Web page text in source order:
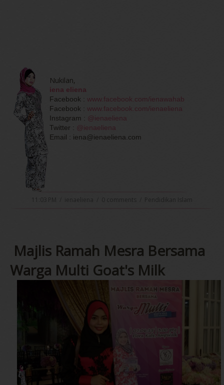
Nukilan,
iena eliena
Facebook : www.facebook.com/ienawahab
Facebook : www.facebook.com/ienaeliena
Instagram : @ienaeliena
Twitter : @ienaeliena
Email : iena@ienaeliena.com
Majlis Ramah Mesra Bersama
Warga Multi Goat's Milk